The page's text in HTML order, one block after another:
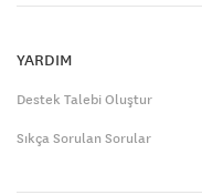
YARDIM
Destek Talebi Oluştur
Sıkça Sorulan Sorular